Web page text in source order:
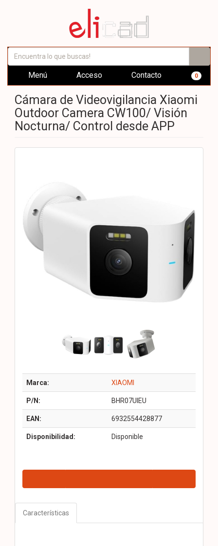
Menú Acceso Contacto 0
Cámara de Videovigilancia Xiaomi
Outdoor Camera CW100/ Visión
Nocturna/ Control desde APP
Marca: XIAOMI
P/N: BHR07UIEU
EAN: 6932554428877
Disponibilidad: Disponible
Características